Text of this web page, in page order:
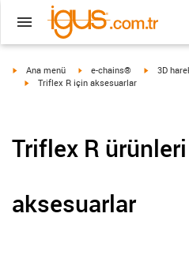
igus-icon-arrow-right
Ana menü igus-icon-arrow-right
e-chains® igus-icon-
3D
igus-icon-arrow-right
Triflex R için aksesuarlar
Triflex R
aksesuarlar